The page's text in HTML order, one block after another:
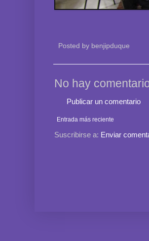
Posted by benjipduque
No hay
Publicar un comentario
Entrada más reciente
Suscribirse a: Enviar